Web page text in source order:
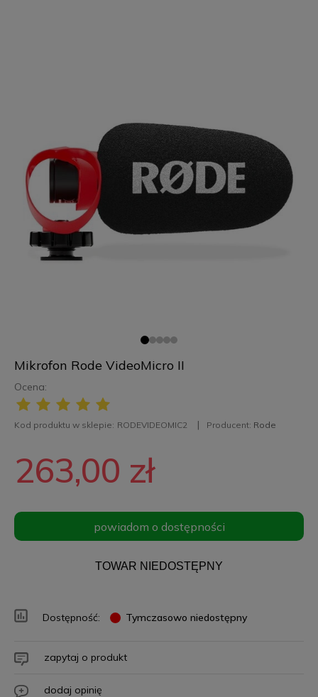
Mikrofon Rode VideoMicro II
Ocena:
Kod produktu w sklepie: RODEVIDEOMIC2 Producent: Rode
263,00 zł
powiadom o dostępności
TOWAR NIEDOSTĘPNY
Dostępność: Tymczasowo niedostępny
zapytaj o produkt
dodaj opinię